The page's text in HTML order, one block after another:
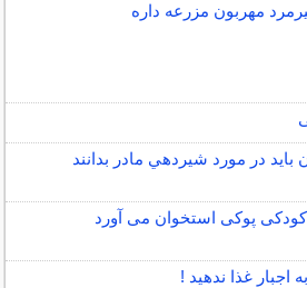
مهربون مزرعه داره
بايد در مورد شيردهي مادر بدانند
پوکی استخوان می آورد
اجبار غذا ندهید !